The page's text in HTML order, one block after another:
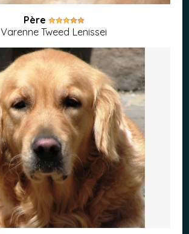
Père
Varenne Tweed Lenissei